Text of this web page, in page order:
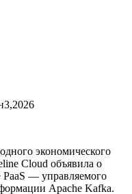
экономического
Cloud объявила о
PaaS — управляемого
Apache Kafka.